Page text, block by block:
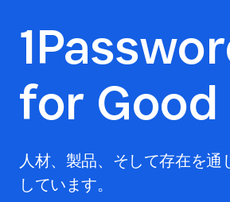
for Good
人材、製品、そして存在を通
しています。